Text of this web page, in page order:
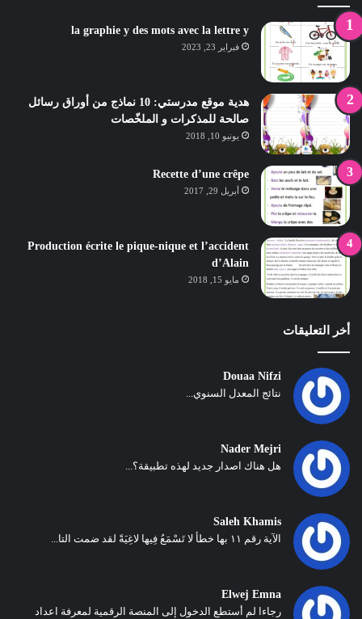
la graphie y des mots avec la lettre y
فبراير 23, 2023
هدية موقع مدرستي: 10 نماذج من أوراق رسائل
صالحة للمذكرات و الملخّصات
يونيو 10, 2018
Recette d’une crêpe
أبريل 29, 2017
Production écrite le pique-nique et l’accident
d’Alain
مايو 15, 2018
أخر التعليقات
Douaa Nifzi
نتائج المعدل السنوي...
Nader Mejri
هل هناك اصدار جديد لهذه تطبيقة؟...
Saleh Khamis
الآية رقم ١١ بها خطأ لا تَسْمَعُ فِيها لاغِيَةً لقد ضمت التا...
Elwej Emna
رجاءا لم أستطع الدخول إلى المنصة الرقمية لمعرفة اعداد